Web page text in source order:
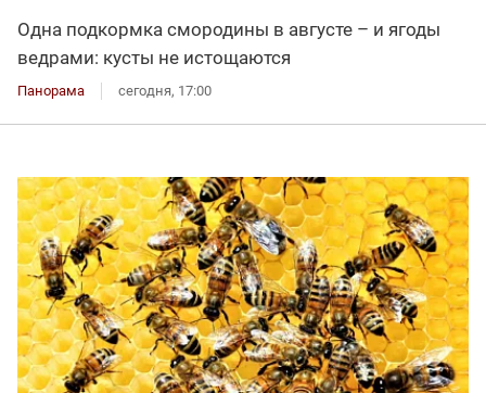
Одна подкормка смородины в августе – и ягоды
ведрами: кусты не истощаются
Панорама сегодня, 17:00